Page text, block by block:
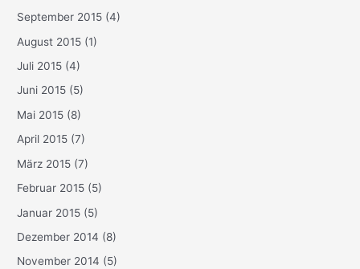
September 2015 (4)
August 2015 (1)
Juli 2015 (4)
Juni 2015 (5)
Mai 2015 (8)
April 2015 (7)
März 2015 (7)
Februar 2015 (5)
Januar 2015 (5)
Dezember 2014 (8)
November 2014 (5)